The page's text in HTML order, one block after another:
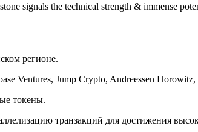
signals the technical strength & immense
регионе.
Ventures, Jump Crypto, Andreessen
токены.
транзакций для достижения